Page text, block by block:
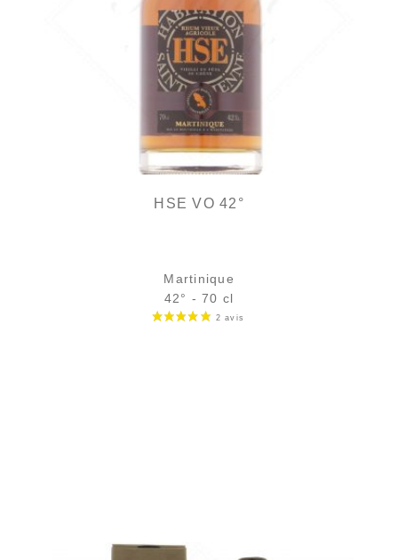
HSE VO 42°
Martinique
42° - 70 cl